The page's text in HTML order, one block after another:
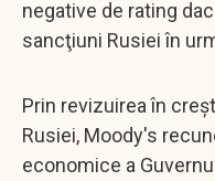
negative de rating
sancţiuni Rusiei în
Prin revizuirea în
Rusiei, Moody's
economice a